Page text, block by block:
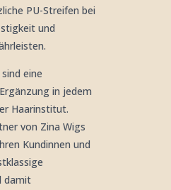
PU-Streifen bei
und
eine
in jedem
Haarinstitut.
von Zina Wigs
Kundinnen und
damit